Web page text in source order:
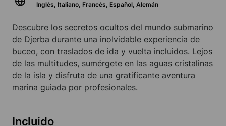
Inglés, Italiano, Francés, Español, Alemán
Descubre los secretos ocultos del mundo submarino
de Djerba durante una inolvidable experiencia de
buceo, con traslados de ida y vuelta incluidos. Lejos
de las multitudes, sumérgete en las aguas cristalinas
de la isla y disfruta de una gratificante aventura
marina guiada por profesionales.
Incluido